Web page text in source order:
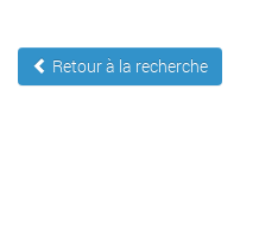
Retour à la recherche